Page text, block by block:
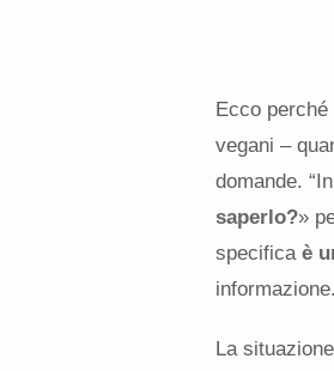
Ecco
vegani –
domande.
saperlo?»
specifica è
La